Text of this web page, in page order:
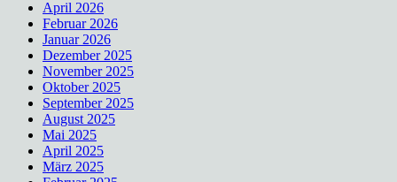
April 2026
Februar 2026
Januar 2026
Dezember 2025
November 2025
Oktober 2025
September 2025
August 2025
Mai 2025
April 2025
März 2025